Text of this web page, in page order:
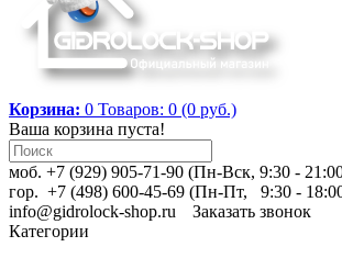
Корзина: 0 Товаров: 0 (0 руб.)
Ваша корзина пуста!
моб. +7 (929) 905-71-90 (Пн-Вск, 9:30 -
гор. +7 (498) 600-45-69 (Пн-Пт, 9:30 -
info@gidrolock-shop.ru
Заказать звонок
Категории